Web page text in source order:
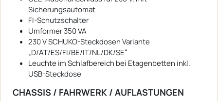
Sicherungsautomat
FI-Schutzschalter
Umformer 350 VA
230 V SCHUKO-Steckdosen Variante
„D/AT/ES/FI/BE/IT/NL/DK/SE“
Leuchte im Schlafbereich bei Etagenbetten inkl.
USB-Steckdose
CHASSIS / FAHRWERK / AUFLASTUNGEN